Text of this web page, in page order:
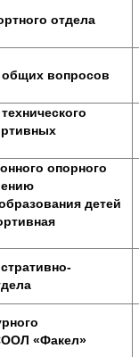
отдела
общих вопросов
опорного
детей
«Факел»